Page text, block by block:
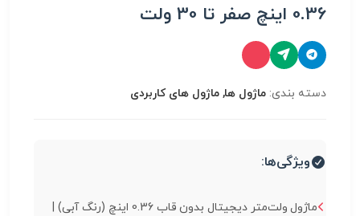
0.36 اینچ صفر تا 30 ولت
دسته بندی: ماژول ها, ماژول های کاربردی
ویژگی‌ها:
ماژول ولت‌متر دیجیتال بدون قاب 0.36 اینچ (رنگ آبی) |